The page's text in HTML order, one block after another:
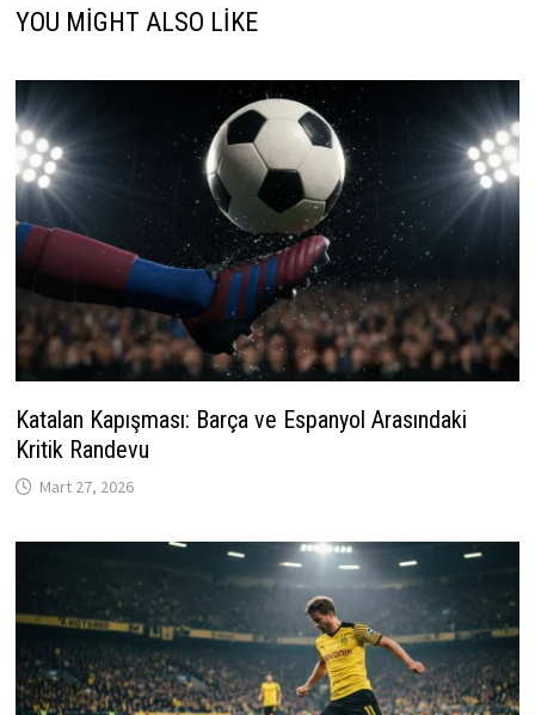
YOU MIGHT ALSO LIKE
Katalan Kapışması: Barça ve Espanyol Arasındaki
Kritik Randevu
Mart 27, 2026